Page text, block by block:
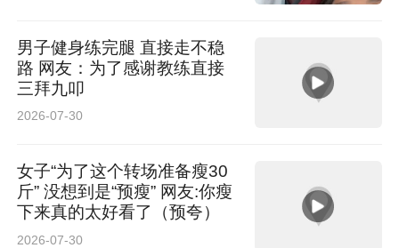
男子健身练完腿 直接走不稳
路 网友：为了感谢教练直接
三拜九叩
2026-07-30
女子“为了这个转场准备瘦30
斤” 没想到是“预瘦” 网友:你瘦
下来真的太好看了（预夸）
2026-07-30